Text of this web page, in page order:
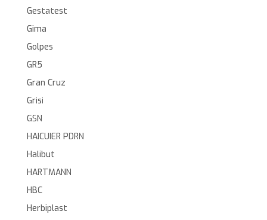
Gestatest
Gima
Golpes
GR5
Gran Cruz
Grisi
GSN
HAICUIER PDRN
Halibut
HARTMANN
HBC
Herbiplast